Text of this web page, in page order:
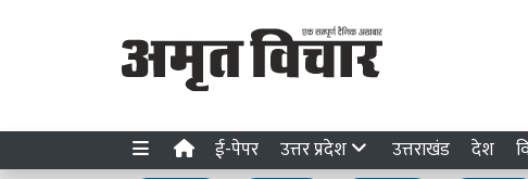
ई-पेपर उत्तर प्रदेश उत्तराखंड देश